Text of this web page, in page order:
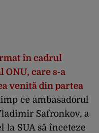
în cadrul
care s-a
venită din partea
ce ambasadorul
Safronkov, a
la SUA să înceteze